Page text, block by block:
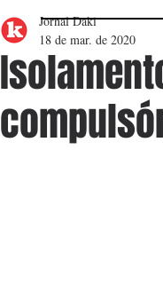
Jornal Daki
18 de mar. de 2020